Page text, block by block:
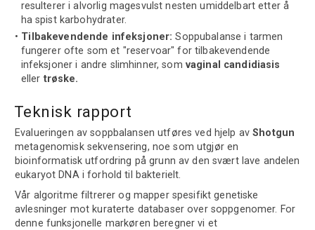
resulterer i alvorlig magesvulst nesten umiddelbart etter å
ha spist karbohydrater.
Tilbakevendende infeksjoner: Soppubalanse i tarmen
fungerer ofte som et "reservoar" for tilbakevendende
infeksjoner i andre slimhinner, som vaginal candidiasis
eller trøske.
Teknisk rapport
Evalueringen av soppbalansen utføres ved hjelp avShotgun
metagenomisk sekvensering, noe som utgjør en
bioinformatisk utfordring på grunn av den svært lave andelen
eukaryot DNA i forhold til bakterielt.
Vår algoritme filtrerer og mapper spesifikt genetiske
avlesninger mot kuraterte databaser over soppgenomer. For
denne funksjonelle markøren beregner vi et